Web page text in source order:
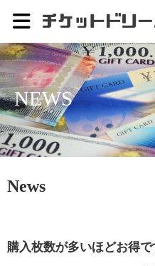
NEWS
News
購入枚数が多いほどお得で